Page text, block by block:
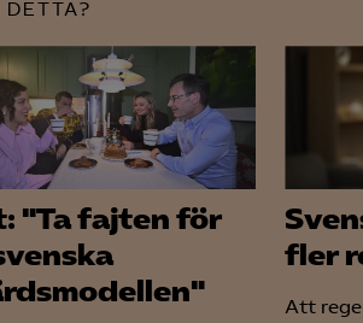
cookies
cookies används för att spåra
och engagerande annonser.
Google Ads
Pixel
DETTA?
"Ta fajten för
fler
Att